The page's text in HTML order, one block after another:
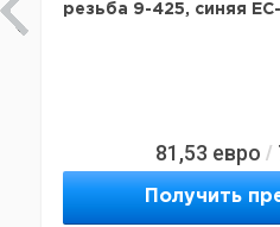
резьба 9-425, синяя EC-
81,53 евро /
Получить